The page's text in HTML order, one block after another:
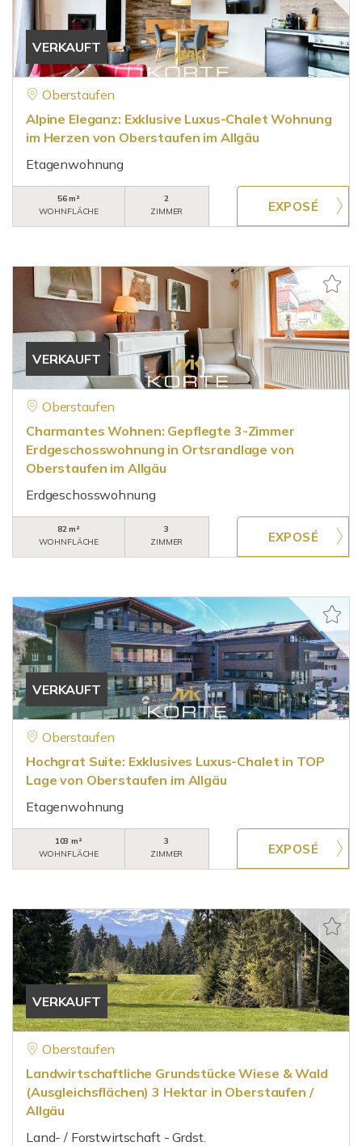
VERKAUFT
Oberstaufen
Alpine Eleganz: Exklusive Luxus-Chalet Wohnung
im Herzen von Oberstaufen im Allgäu
Etagenwohnung
56 m²
WOHNFLÄCHE
2
ZIMMER
VERKAUFT
Oberstaufen
Charmantes Wohnen: Gepflegte 3-Zimmer
Erdgeschosswohnung in Ortsrandlage von
Oberstaufen im Allgäu
Erdgeschosswohnung
82 m²
WOHNFLÄCHE
3
ZIMMER
VERKAUFT
Oberstaufen
Hochgrat Suite: Exklusives Luxus-Chalet in TOP
Lage von Oberstaufen im Allgäu
Etagenwohnung
103 m²
WOHNFLÄCHE
3
ZIMMER
VERKAUFT
Oberstaufen
Landwirtschaftliche Grundstücke Wiese & Wald
(Ausgleichsflächen) 3 Hektar in Oberstaufen /
Allgäu
Land- / Forstwirtschaft - Grdst.